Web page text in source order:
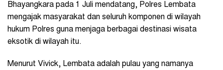
Bhayangkara pada 1 Juli mendatang, Polres Lembata
mengajak masyarakat dan seluruh komponen di wilayah
hukum Polres guna menjaga berbagai destinasi wisata
eksotik di wilayah itu.
Menurut Vivick, Lembata adalah pulau yang namanya